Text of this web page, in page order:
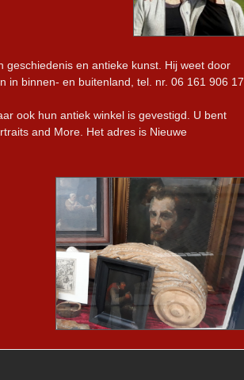
en antieke kunst. Hij weet door
in binnen- en buitenland, tel. nr. 06 161 906 17
ook hun antiek winkel is gevestigd. U bent
and More. Het adres is Nieuwe